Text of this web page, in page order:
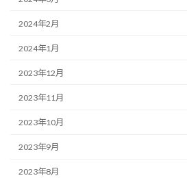
2024年2月
2024年1月
2023年12月
2023年11月
2023年10月
2023年9月
2023年8月